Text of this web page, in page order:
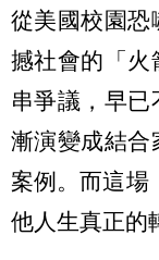
從美國校園恐
撼社會的「火
串爭議，早已
漸演變成結合
案例。而這場
他人生真正的